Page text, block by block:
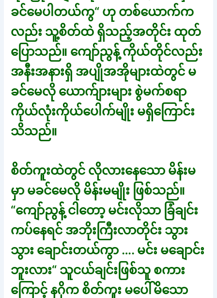
ခင်မေပါတယ်ကွ“ ဟု တစ်ယောက်က
လည်း သူ့စိတ်ထဲ ရှိသည့်အတိုင်း ထုတ်
ပြောသည်။ ကျော်ညွန့် ကိုယ်တိုင်လည်း
အနီးအနားရှိ အပျိုအအိုများထဲတွင် မ
ခင်မေလို ယောက်ျားများ စွဲမက်စရာ
ကိုယ်လုံးကိုယ်ပေါက်မျိုး မရှိကြောင်း
သိသည်။
စိတ်ကူးထဲတွင် လိုလားနေသော မိန်းမ
မှာ မခင်မေလို မိန်းမမျိုး ဖြစ်သည်။
“ကျော်ညွန့် ငါတော့ မင်းလိုသာ ခြံချင်း
ကပ်နေရင် အဘိုးကြီးလာတိုင်း သွား
သွား ချောင်းတယ်ကွာ …. မင်း မချောင်း
ဘူးလား“ သူငယ်ချင်းဖြစ်သူ စကား
ကြောင့် နဂိုက စိတ်ကူး မပေါ်မိသော